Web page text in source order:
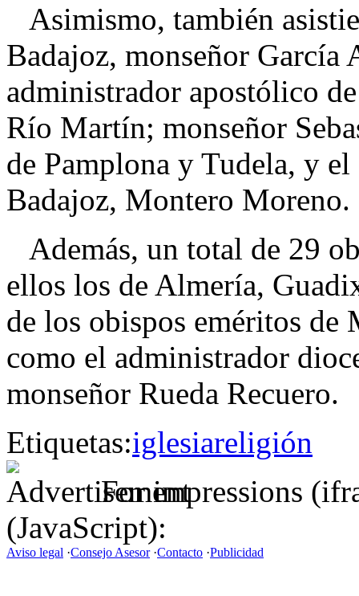
Asimismo, también
Badajoz, monseñor García
administrador apostólico
Río Martín; monseñor
de Pamplona y Tudela, y
Badajoz, Montero Moreno.
Además, un total de 29
ellos los de Almería,
de los obispos eméritos
como el administrador
monseñor Rueda Recuero.
Etiquetas:iglesiareligión
For impressions
(JavaScript):
Aviso legal ·Consejo Asesor·Contacto ·Publicidad